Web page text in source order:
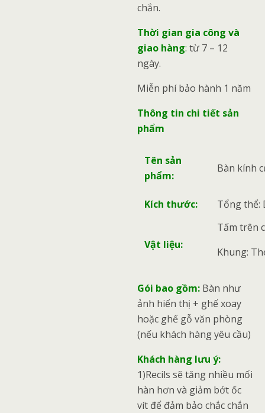
chắn.
Thời gian gia công và
giao hàng: từ 7 – 12
ngày.
Miễn phí bảo hành 1 năm
Thông tin chi tiết sản
phẩm
Tên sản
phẩm:
Bàn kính
Kích thước: Tổng thể:
Vật liệu:
Tấm trên
Khung:
Gói bao gồm: Bàn như
ảnh hiển thị + ghế xoay
hoặc ghế gỗ văn phòng
(nếu khách hàng yêu cầu)
Khách hàng lưu ý:
1)Recils sẽ tăng nhiều mối
hàn hơn và giảm bớt ốc
vít để đảm bảo chắc chắn